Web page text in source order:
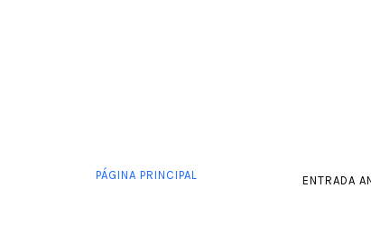
ENTRADA
PÁGINA PRINCIPAL